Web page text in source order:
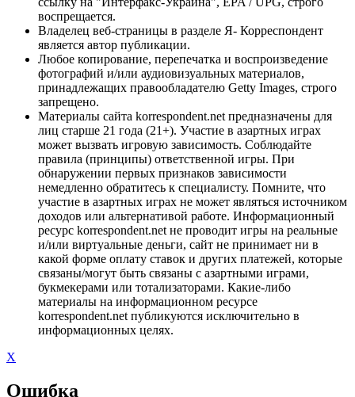
воспрещается.
Владелец веб-страницы в разделе Я- Корреспондент
является автор публикации.
Любое копирование, перепечатка и воспроизведение
фотографий и/или аудиовизуальных материалов,
принадлежащих правообладателю Getty Images, строго
запрещено.
Материалы сайта korrespondent.net предназначены для
лиц старше 21 года (21+). Участие в азартных играх
может вызвать игровую зависимость. Соблюдайте
правила (принципы) ответственной игры. При
обнаружении первых признаков зависимости
немедленно обратитесь к специалисту. Помните, что
участие в азартных играх не может являться источником
доходов или альтернативой работе. Информационный
ресурс korrespondent.net не проводит игры на реальные
и/или виртуальные деньги, сайт не принимает ни в
какой форме оплату ставок и других платежей, которые
связаны/могут быть связаны с азартными играми,
букмекерами или тотализаторами. Какие-либо
материалы на информационном ресурсе
korrespondent.net публикуются исключительно в
информационных целях.
X
Ошибка